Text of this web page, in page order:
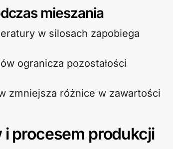
mieszania
w silosach zapobiega
ogranicza pozostałości
zmniejsza różnice w zawartości
i procesem produkcji